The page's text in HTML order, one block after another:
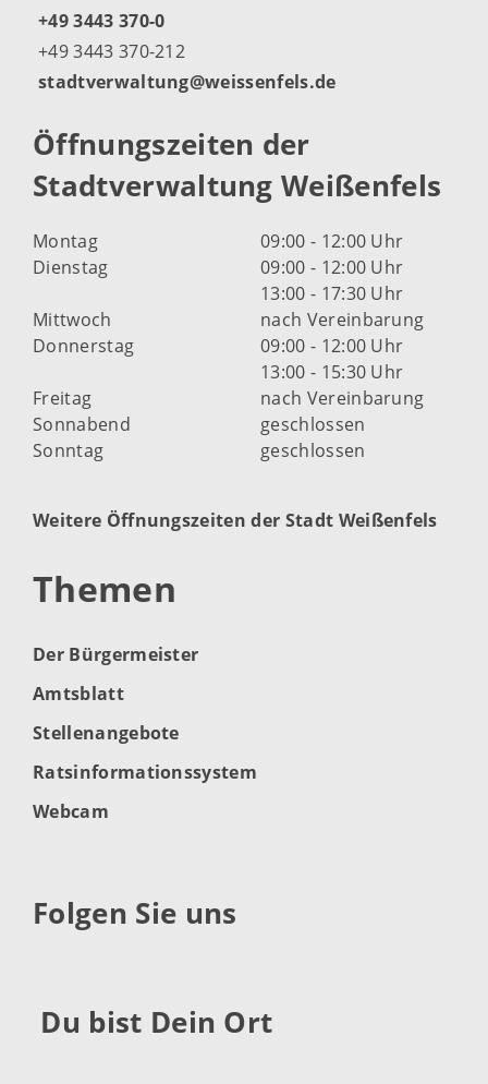
+49 3443 370-0
+49 3443 370-212
stadtverwaltung@weissenfels.de
Öffnungszeiten der
Stadtverwaltung Weißenfels
Montag
09:00 - 12:00 Uhr
Dienstag
09:00 - 12:00 Uhr
13:00 - 17:30 Uhr
Mittwoch
nach Vereinbarung
Donnerstag
09:00 - 12:00 Uhr
13:00 - 15:30 Uhr
Freitag
nach Vereinbarung
Sonnabend
geschlossen
Sonntag
geschlossen
Weitere Öffnungszeiten der Stadt Weißenfels
Themen
Der Bürgermeister
Amtsblatt
Stellenangebote
Ratsinformationssystem
Webcam
Folgen Sie uns
Du bist Dein Ort